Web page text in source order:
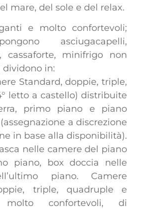
mare, del sole e del relax.
e molto confortevoli;
asciugacapelli,
cassaforte, minifrigo non
dividono in:
Standard, doppie, triple,
letto a castello) distribuite
primo piano e piano
a discrezione
in base alla disponibilità).
nelle camere del piano
piano, box doccia nelle
piano. Camere
triple, quadruple e
molto confortevoli, di